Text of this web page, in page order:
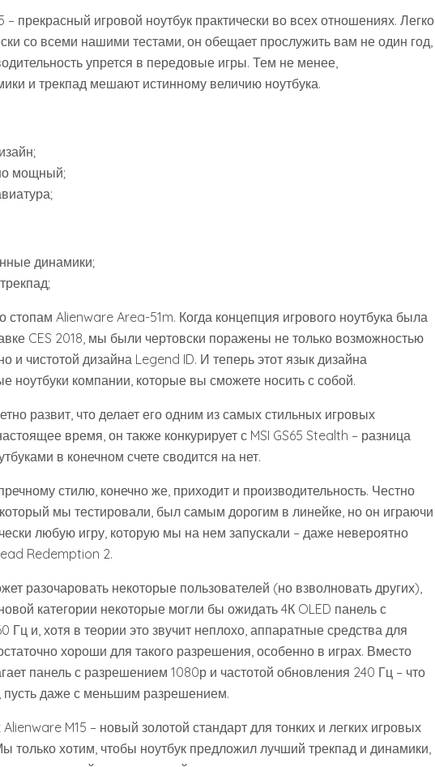
– прекрасный игровой ноутбук практически во всех отношениях. Легко
со всеми нашими тестами, он обещает прослужить вам не один год,
упрется в передовые игры. Тем не менее,
и трекпад мешают истинному величию ноутбука.
мощный;
динамики;
стопам Alienware Area-51m. Когда концепция игрового ноутбука была
CES 2018, мы были чертовски поражены не только возможностью
и чистотой дизайна Legend ID. И теперь этот язык дизайна
ноутбуки компании, которые вы сможете носить с собой.
развит, что делает его одним из самых стильных игровых
время, он также конкурирует с MSI GS65 Stealth – разница
в конечном счете сводится на нет.
стилю, конечно же, приходит и производительность. Честно
мы тестировали, был самым дорогим в линейке, но он играючи
любую игру, которую мы на нем запускали – даже невероятно
Redemption 2.
разочаровать некоторые пользователей (но взволновать других),
категории некоторые могли бы ожидать 4К OLED панель с
Гц и, хотя в теории это звучит неплохо, аппаратные средства для
хороши для такого разрешения, особенно в играх. Вместо
панель с разрешением 1080р и частотой обновления 240 Гц – что
пусть даже с меньшим разрешением.
M15 – новый золотой стандарт для тонких и легких игровых
только хотим, чтобы ноутбук предложил лучший трекпад и динамики,